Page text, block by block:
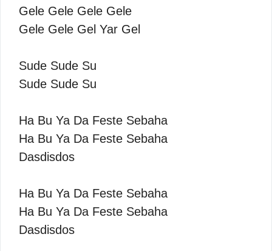
Gele Gele Gele Gele
Gele Gele Gel Yar Gel
Sude Sude Su
Sude Sude Su
Ha Bu Ya Da Feste Sebaha
Ha Bu Ya Da Feste Sebaha
Dasdisdos
Ha Bu Ya Da Feste Sebaha
Ha Bu Ya Da Feste Sebaha
Dasdisdos